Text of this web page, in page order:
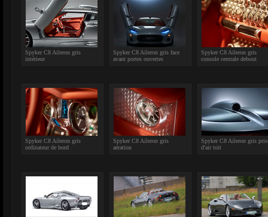
Spyker C8 Aileron gris
intérieur
Spyker C8 Aileron gris face
avant portes ouvertes
Spyker C8 Aileron gris
console centrale debout
Spyker C8 Aileron gris
ordinateur de bord
Spyker C8 Aileron gris
aération
Spyker C8 Aileron gris
d'air toit